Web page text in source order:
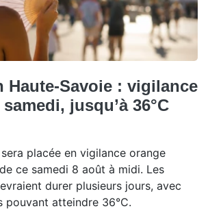
Haute-Savoie : vigilance
jusqu’à 36°C
placée en vigilance orange
ce samedi 8 août à midi. Les
durer plusieurs jours, avec
pouvant atteindre 36°C.